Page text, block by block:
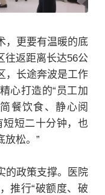
，更要有温暖的底
往返距离长达56公
，长途奔波是工作
心打造的“员工加
餐饮食、静心阅
短短二十分钟，也
放松。”
的政策支撑。医院
推行“破额度、破